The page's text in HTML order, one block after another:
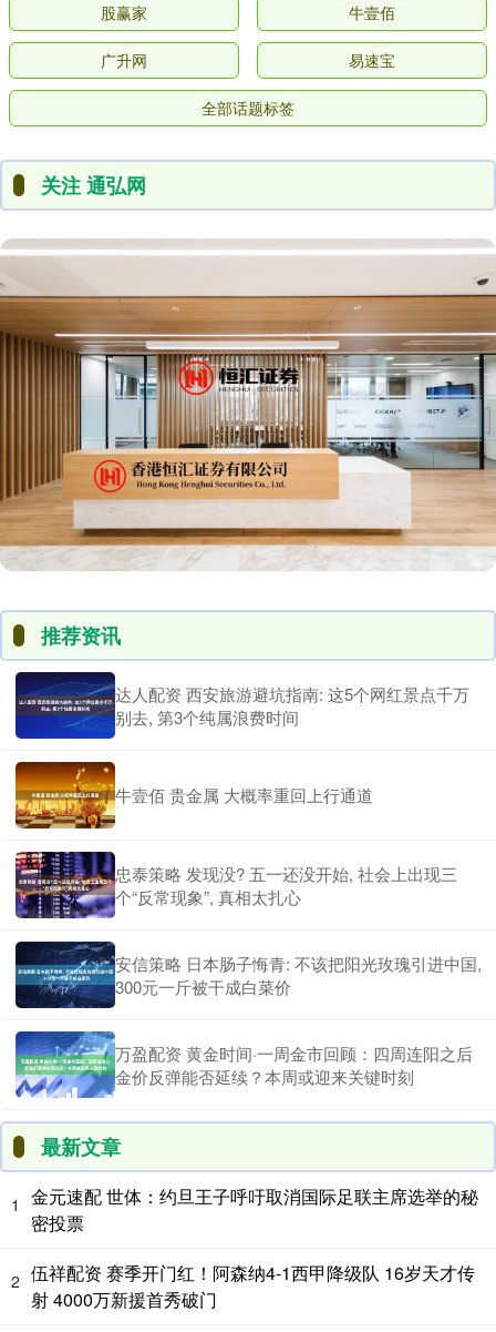
股赢家 牛壹佰
广升网 易速宝
全部话题标签
关注 通弘网
推荐资讯
达人配资 西安旅游避坑指南: 这5个网红景点千万
别去, 第3个纯属浪费时间
牛壹佰 贵金属 大概率重回上行通道
忠泰策略 发现没? 五一还没开始, 社会上出现三
个“反常现象”, 真相太扎心
安信策略 日本肠子悔青: 不该把阳光玫瑰引进中国,
300元一斤被干成白菜价
万盈配资 黄金时间·一周金市回顾：四周连阳之后
金价反弹能否延续？本周或迎来关键时刻
最新文章
1
金元速配 世体：约旦王子呼吁取消国际足联主席选举的秘
密投票
2 伍祥配资 赛季开门红！阿森纳4-1西甲降级队 16岁天才传
射 4000万新援首秀破门